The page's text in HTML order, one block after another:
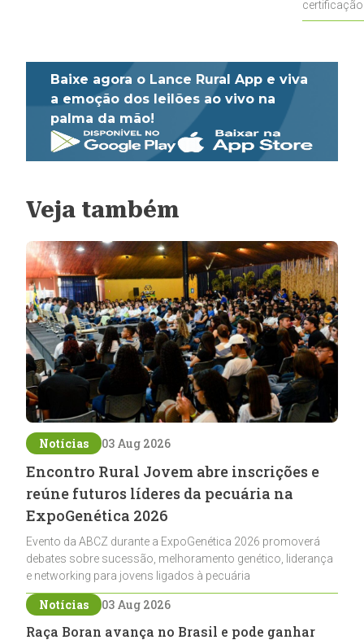
Baixe agora o Lance Rural App e viva
a emoção dos leilões ao vivo na
palma da mão!
Veja também
Notícias 03 Aug 2026
Encontro Rural Jovem abre inscrições e
reúne futuros líderes da pecuária na
ExpoGenética 2026
Evento da ABCZ durante a ExpoGenética 2026 promoverá
debates sobre sucessão, melhoramento genético, liderança
e networking para jovens ligados à pecuária
Notícias 03 Aug 2026
Raça Boran avança no Brasil e pode ganhar